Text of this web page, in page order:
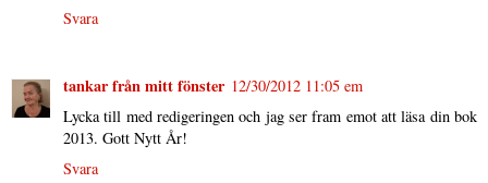
Svara
tankar från mitt fönster 12/30/2012 11:05 em
Lycka till med redigeringen och jag ser fram emot att läsa din bok
2013. Gott Nytt År!
Svara